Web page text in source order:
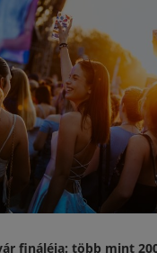
fináléja: több mint